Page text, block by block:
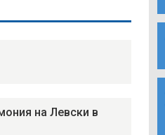
на Левски в